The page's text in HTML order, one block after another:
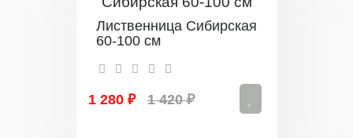
Лиственница Сибирская
60-100 см
1 280 ₽ 1 420 ₽